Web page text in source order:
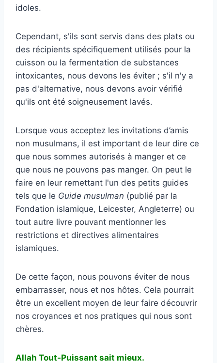
idoles.
Cependant, s'ils sont servis dans des plats ou
des récipients spécifiquement utilisés pour la
cuisson ou la fermentation de substances
intoxicantes, nous devons les éviter ; s'il n'y a
pas d'alternative, nous devons avoir vérifié
qu'ils ont été soigneusement lavés.
Lorsque vous acceptez les invitations d’amis
non musulmans, il est important de leur dire ce
que nous sommes autorisés à manger et ce
que nous ne pouvons pas manger. On peut le
faire en leur remettant l'un des petits guides
tels que le Guide musulman (publié par la
Fondation islamique, Leicester, Angleterre) ou
tout autre livre pouvant mentionner les
restrictions et directives alimentaires
islamiques.
De cette façon, nous pouvons éviter de nous
embarrasser, nous et nos hôtes. Cela pourrait
être un excellent moyen de leur faire découvrir
nos croyances et nos pratiques qui nous sont
chères.
Allah Tout-Puissant sait mieux.